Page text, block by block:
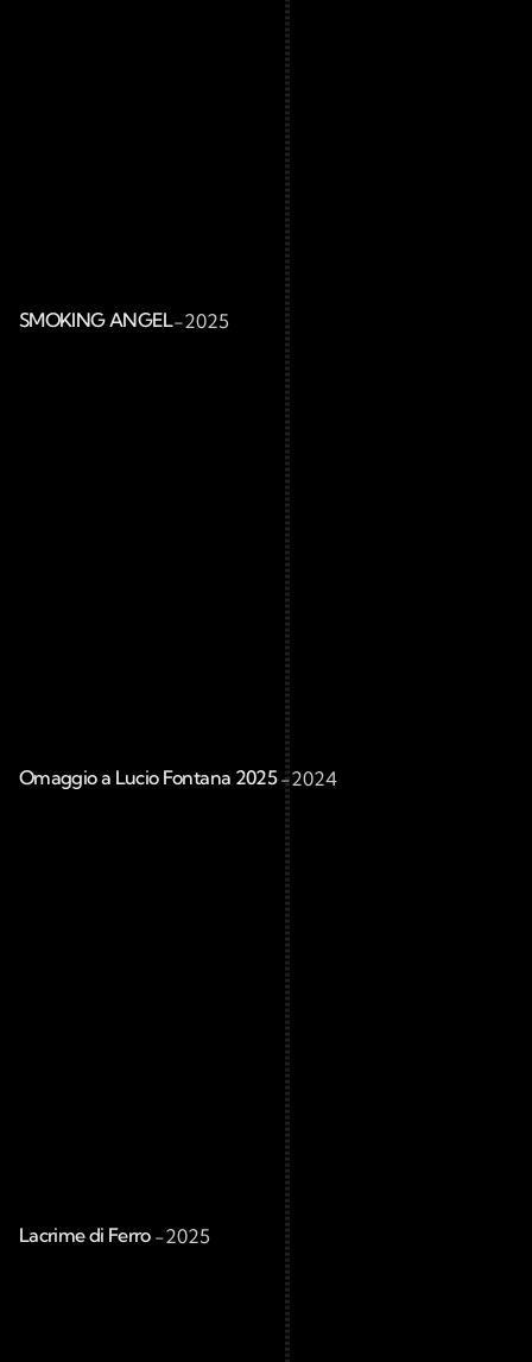
SMOKING ANGEL-2025
Omaggio a Lucio Fontana 2025 -2024
Lacrime di Ferro -2025